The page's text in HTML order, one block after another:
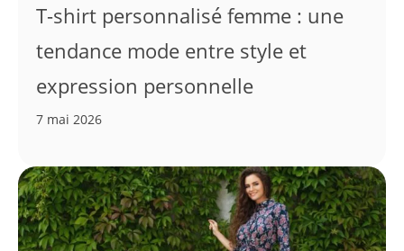
T-shirt personnalisé femme : une
tendance mode entre style et
expression personnelle
7 mai 2026